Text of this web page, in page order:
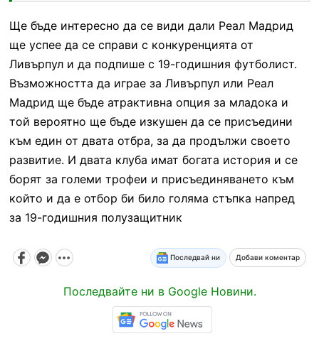
Ще бъде интересно да се види дали Реал Мадрид
ще успее да се справи с конкуренцията от
Ливърпул и да подпише с 19-годишния футболист.
Възможността да играе за Ливърпул или Реал
Мадрид ще бъде атрактивна опция за младока и
той вероятно ще бъде изкушен да се присъедини
към един от двата отбра, за да продължи своето
развитие. И двата клуба имат богата история и се
борят за големи трофеи и присъединяването към
който и да е отбор би било голяма стъпка напред
за 19-годишния полузащитник
Последвай ни Добави коментар
Последвайте ни в Google Новини.